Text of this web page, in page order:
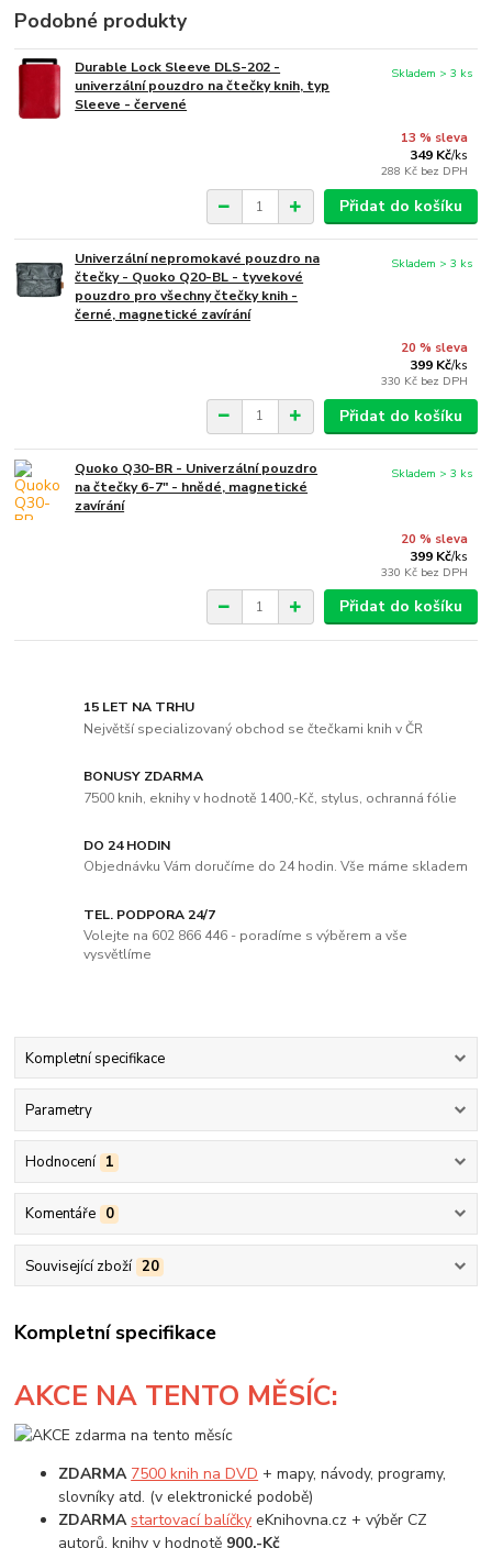
Podobné produkty
Durable Lock Sleeve DLS-202 -
univerzální pouzdro na čtečky knih, typ
Sleeve - červené
13 % sleva
349 Kč/ks
288 Kč bez DPH
Skladem > 3 ks
Přidat do košíku
Univerzální nepromokavé pouzdro na
čtečky - Quoko Q20-BL - tyvekové
pouzdro pro všechny čtečky knih -
černé, magnetické zavírání
20 % sleva
399 Kč/ks
330 Kč bez DPH
Skladem > 3 ks
Přidat do košíku
Quoko Q30-BR - Univerzální pouzdro
na čtečky 6-7" - hnědé, magnetické
zavírání
20 % sleva
399 Kč/ks
330 Kč bez DPH
Skladem > 3 ks
Přidat do košíku
15 LET NA TRHU
Největší specializovaný obchod se čtečkami knih v ČR
BONUSY ZDARMA
7500 knih, eknihy v hodnotě 1400,-Kč, stylus, ochranná fólie
DO 24 HODIN
Objednávku Vám doručíme do 24 hodin. Vše máme skladem
TEL. PODPORA 24/7
Volejte na 602 866 446 - poradíme s výběrem a vše
vysvětlíme
Kompletní specifikace
Parametry
Hodnocení 1
Komentáře 0
Související zboží 20
Kompletní specifikace
AKCE NA TENTO MĚSÍC:
ZDARMA 7500 knih na DVD + mapy, návody, programy,
slovníky atd. (v elektronické podobě)
ZDARMA startovací balíčky eKnihovna.cz + výběr CZ
autorů, knihy v hodnotě 900,-Kč